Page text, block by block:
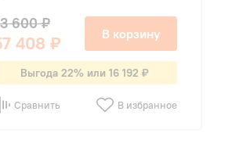
600 ₽
408 ₽ В корзину
Выгода 22% или 16 192 ₽
Сравнить В избранное